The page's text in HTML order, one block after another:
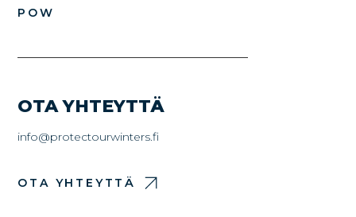
POW
OTA YHTEYTTÄ
info@protectourwinters.fi
OTA YHTEYTTÄ